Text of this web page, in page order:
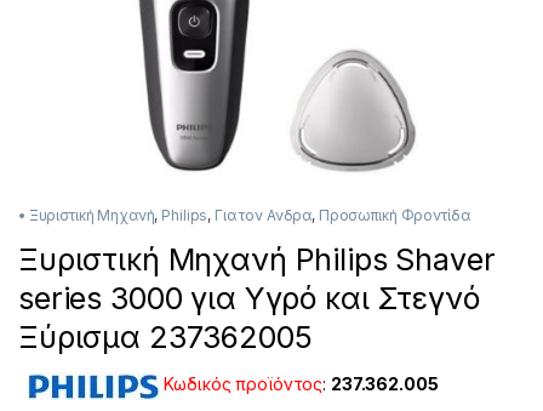
• Ξυριστική Μηχανή, Philips, Για τον Ανδρα, Προσωπική Φροντίδα
Ξυριστική Μηχανή Philips Shaver
series 3000 για Υγρό και Στεγνό
Ξύρισμα 237362005
Κωδικός προϊόντος: 237.362.005